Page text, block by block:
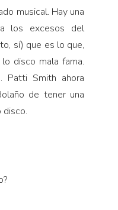
musical. Hay una
los excesos del
sí) que es lo que,
disco mala fama.
Patti Smith ahora
de tener una
disco.